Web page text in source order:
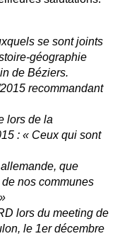
se sont joints
géographie
de Béziers.
recommandant
lors de la
: « Ceux qui sont
que
nos communes
lors du meeting de
le 1er décembre